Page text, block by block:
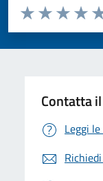
Valuta da 1 a 5 stelle
Valuta 3
Valuta 2
Valuta 1 stelle su
Contatta
Leggi